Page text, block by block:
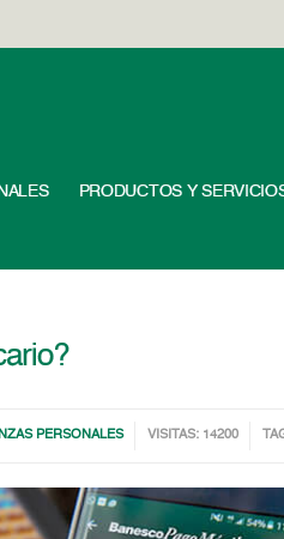
PRODUCTOS Y
PERSONALES VISITAS: 14200